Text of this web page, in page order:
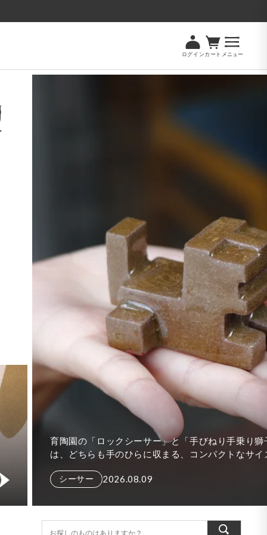
ログイン カート メニュー
夏の時間をより心地よく楽しめる、器やアイテムが入荷
ました。 冷たい飲みものをたっぷり楽しめるビアマグカ
プやビアカップをはじめ、食卓に涼やかさを添える水差
し、さまざまな場面で使いやすい角皿Tト...
2026.08.03